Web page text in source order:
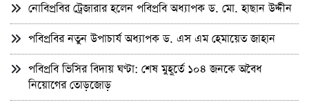
নোবিপ্রবির ট্রেজারার হলেন পবিপ্রবি অধ্যাপক ড. মো. হাছান উদ্দীন
পবিপ্রবির নতুন উপাচার্য অধ্যাপক ড. এস এম হেমায়েত জাহান
পবিপ্রবি ভিসির বিদায় ঘণ্টা: শেষ মুহূর্তে ১০৪ জনকে অবৈধ
নিয়োগের তোড়জোড়